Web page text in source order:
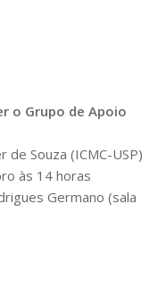
o Grupo de Apoio
de Souza (ICMC-USP)
às 14 horas
Germano (sala